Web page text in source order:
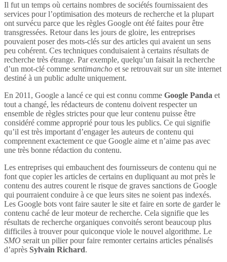
Il fut un temps où certains nombres de sociétés fournissaient des
services pour l’optimisation des moteurs de recherche et la plupart
ont survécu parce que les règles Google ont été faites pour être
transgressées. Retour dans les jours de gloire, les entreprises
pouvaient poser des mots-clés sur des articles qui avaient un sens
peu cohérent. Ces techniques conduisaient à certains résultats de
recherche très étrange. Par exemple, quelqu’un faisait la recherche
d’un mot-clé comme sentimancho et se retrouvait sur un site internet
destiné à un public adulte uniquement.
En 2011, Google a lancé ce qui est connu comme Google Panda et
tout a changé, les rédacteurs de contenu doivent respecter un
ensemble de règles strictes pour que leur contenu puisse être
considéré comme approprié pour tous les publics. Ce qui signifie
qu’il est très important d’engager les auteurs de contenu qui
comprennent exactement ce que Google aime et n’aime pas avec
une très bonne rédaction du contenu.
Les entreprises qui embauchent des fournisseurs de contenu qui ne
font que copier les articles de certains en dupliquant au mot près le
contenu des autres courent le risque de graves sanctions de Google
qui pourraient conduire à ce que leurs sites ne soient pas indexés.
Les Google bots vont faire sauter le site et faire en sorte de garder le
contenu caché de leur moteur de recherche. Cela signifie que les
résultats de recherche organiques convoités seront beaucoup plus
difficiles à trouver pour quiconque viole le nouvel algorithme. Le
SMO serait un pilier pour faire remonter certains articles pénalisés
d’après Sylvain Richard.